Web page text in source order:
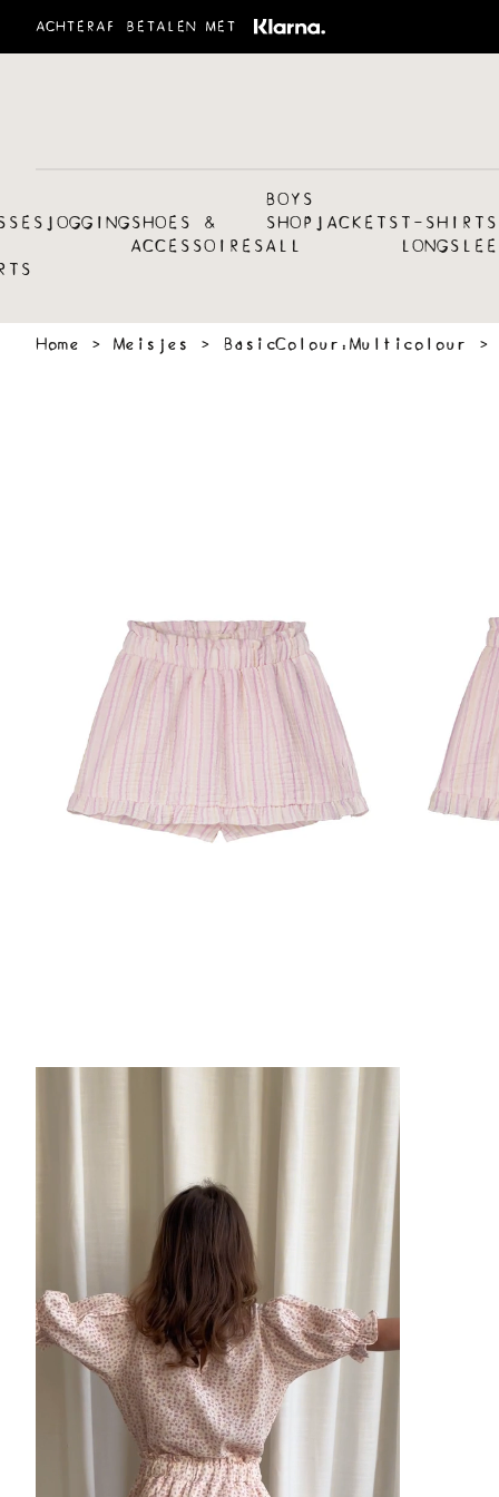
ACHTERAF BETALEN MET
JOGGINGSHOES &
ACCESSOIRES
BOYS
SHOP
ALL
JACKETST-
Home › Meisjes › BasicColour:Multicolour ›